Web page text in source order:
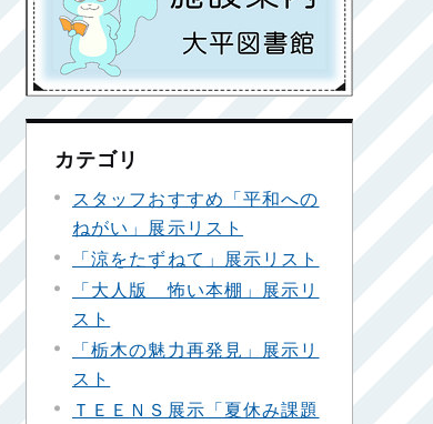
カテゴリ
スタッフおすすめ「平和への
ねがい」展示リスト
「涼をたずねて」展示リスト
「大人版 怖い本棚」展示リ
スト
「栃木の魅力再発見」展示リ
スト
ＴＥＥＮＳ展示「夏休み課題